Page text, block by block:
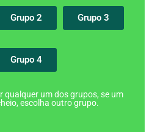
Grupo 2 Grupo 3
Grupo 4
qualquer um dos grupos, se um
escolha outro grupo.